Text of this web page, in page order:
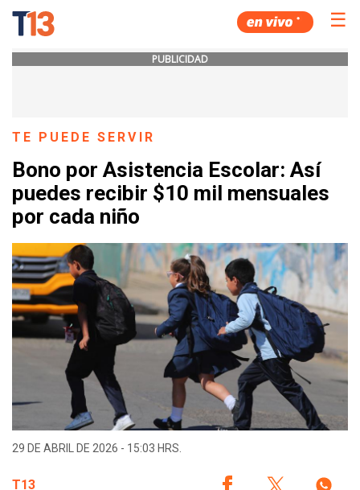
☰
PUBLICIDAD
TE PUEDE SERVIR
Bono por Asistencia Escolar: Así
puedes recibir $10 mil mensuales
por cada niño
29 DE ABRIL DE 2026 - 15:03 HRS.
T13